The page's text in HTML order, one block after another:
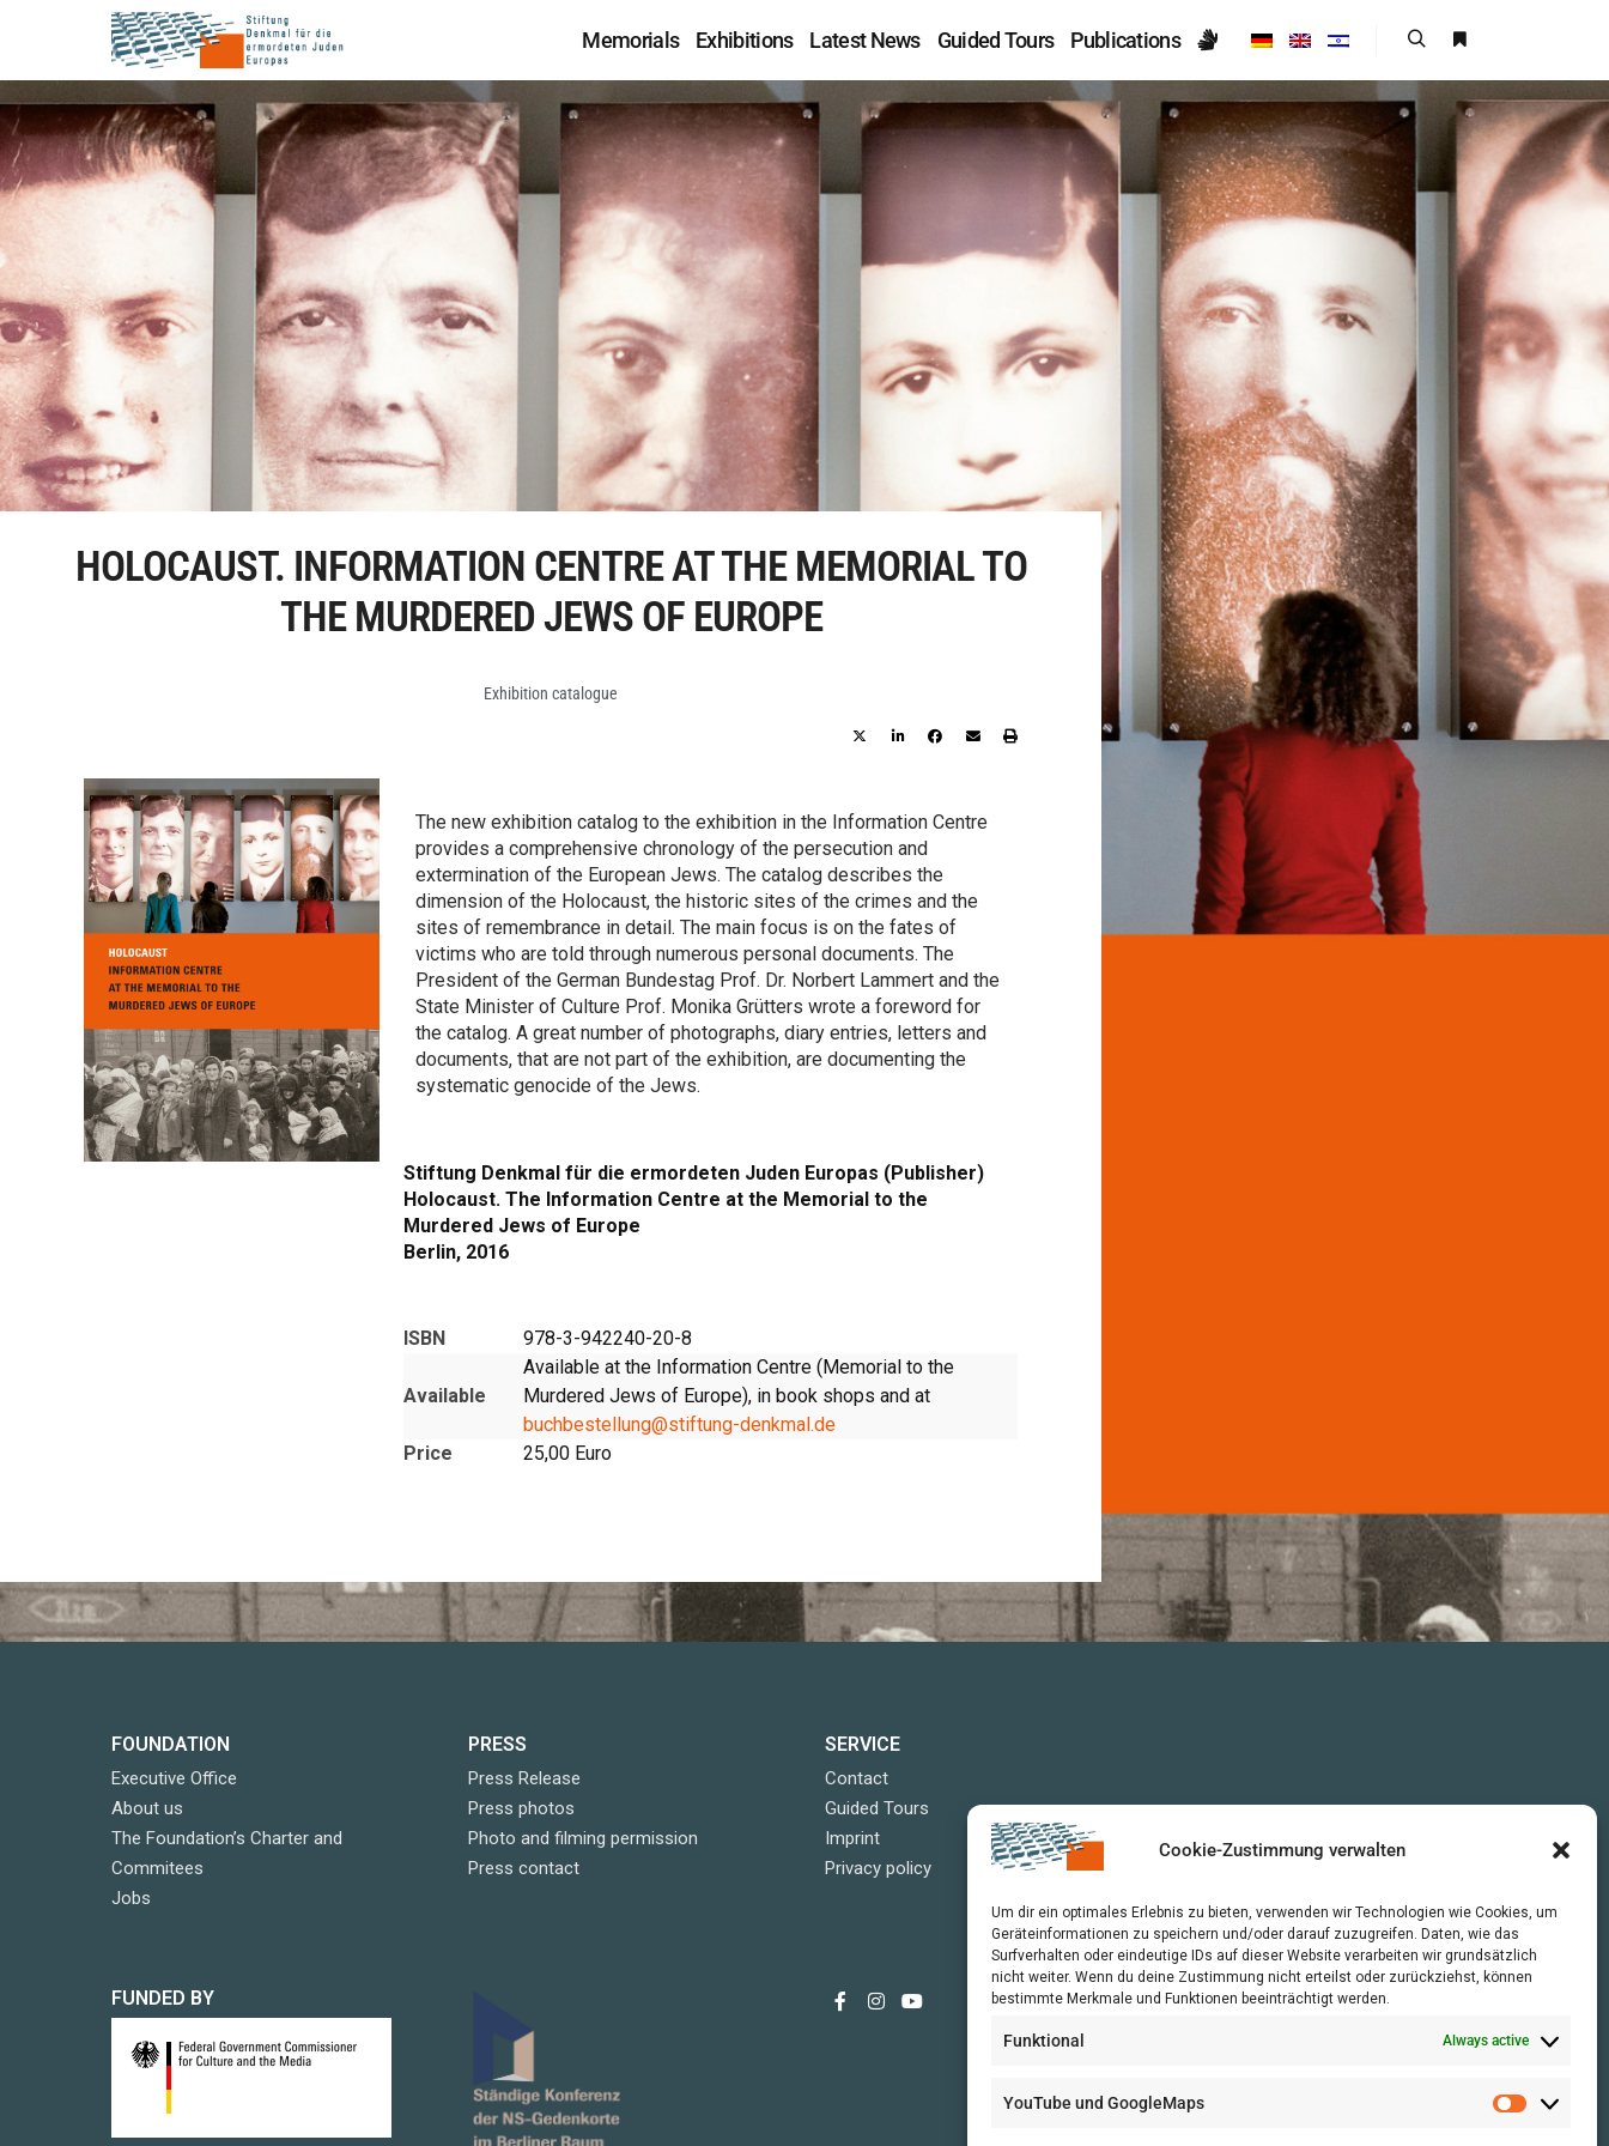
Cookie-Zustimmung verwalten
Um dir ein optimales Erlebnis zu bieten, verwenden wir Technologien wie Cookies, um
Geräteinformationen zu speichern und/oder darauf zuzugreifen. Daten, wie das
Surfverhalten oder eindeutige IDs auf dieser Website verarbeiten wir grundsätzlich
nicht weiter. Wenn du deine Zustimmung nicht erteilst oder zurückziehst, können
bestimmte Merkmale und Funktionen beeinträchtigt werden.
Funktional Always active
YouTube und GoogleMaps
Memorials Exhibitions Latest News Guided Tours Publications
HOLOCAUST. INFORMATION CENTRE AT THE MEMORIAL TO
THE MURDERED JEWS OF EUROPE
Exhibition catalogue
The new exhibition catalog to the exhibition in the Information Centre
provides a comprehensive chronology of the persecution and
extermination of the European Jews. The catalog describes the
dimension of the Holocaust, the historic sites of the crimes and the
sites of remembrance in detail. The main focus is on the fates of
victims who are told through numerous personal documents. The
President of the German Bundestag Prof. Dr. Norbert Lammert and the
State Minister of Culture Prof. Monika Grütters wrote a foreword for
the catalog. A great number of photographs, diary entries, letters and
documents, that are not part of the exhibition, are documenting the
systematic genocide of the Jews.
Stiftung Denkmal für die ermordeten Juden Europas (Publisher)
Holocaust. The Information Centre at the Memorial to the
Murdered Jews of Europe
Berlin, 2016
ISBN 978-3-942240-20-8
Available
Available at the Information Centre (Memorial to the
Murdered Jews of Europe), in book shops and at
buchbestellung@stiftung-denkmal.de
Price
25,00 Euro
FOUNDATION
Executive Office
About us
The Foundation’s Charter and
Commitees
Jobs
PRESS
Press Release
Press photos
Photo and filming permission
Press contact
SERVICE
Contact
Guided Tours
Imprint
Privacy policy
FUNDED BY